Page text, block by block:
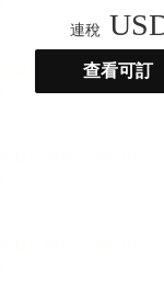
連稅
查看可訂